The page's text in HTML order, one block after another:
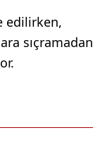
edilirken,
sıçramadan